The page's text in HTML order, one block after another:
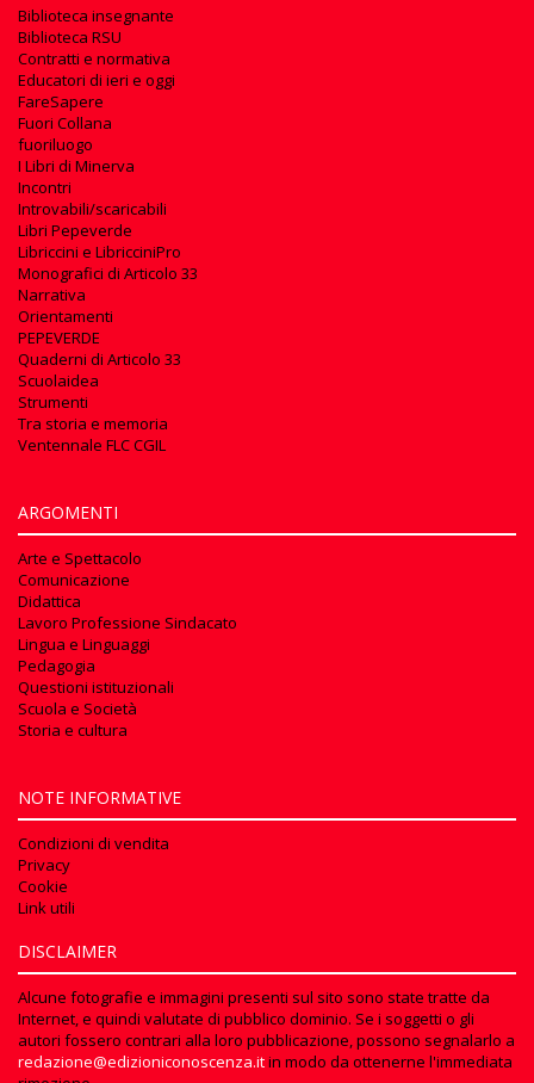
Biblioteca insegnante
Biblioteca RSU
Contratti e normativa
Educatori di ieri e oggi
FareSapere
Fuori Collana
fuoriluogo
I Libri di Minerva
Incontri
Introvabili/scaricabili
Libri Pepeverde
Libriccini e LibricciniPro
Monografici di Articolo 33
Narrativa
Orientamenti
PEPEVERDE
Quaderni di Articolo 33
Scuolaidea
Strumenti
Tra storia e memoria
Ventennale FLC CGIL
ARGOMENTI
Arte e Spettacolo
Comunicazione
Didattica
Lavoro Professione Sindacato
Lingua e Linguaggi
Pedagogia
Questioni istituzionali
Scuola e Società
Storia e cultura
NOTE INFORMATIVE
Condizioni di vendita
Privacy
Cookie
Link utili
DISCLAIMER
Alcune fotografie e immagini presenti sul sito sono state tratte da
Internet, e quindi valutate di pubblico dominio. Se i soggetti o gli
autori fossero contrari alla loro pubblicazione, possono segnalarlo a
redazione@edizioniconoscenza.itin modo da ottenerne l'immediata